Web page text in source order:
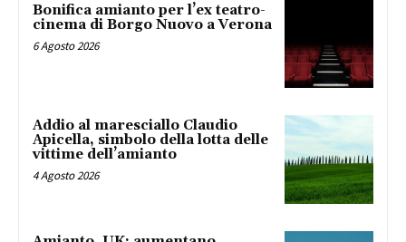
Bonifica amianto per l’ex teatro-
cinema di Borgo Nuovo a Verona
6 Agosto 2026
Addio al maresciallo Claudio
Apicella, simbolo della lotta delle
vittime dell’amianto
4 Agosto 2026